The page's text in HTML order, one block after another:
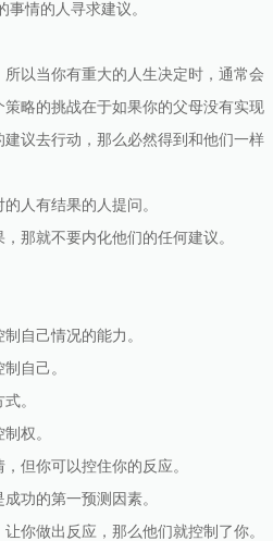
情的人寻求建议。
以当你有重大的人生决定时，通常会
略的挑战在于如果你的父母没有实现
议去行动，那么必然得到和他们一样
人有结果的人提问。
那就不要内化他们的任何建议。
自己情况的能力。
自己。
。
权。
但你可以控住你的反应。
功的第一预测因素。
你做出反应，那么他们就控制了你。